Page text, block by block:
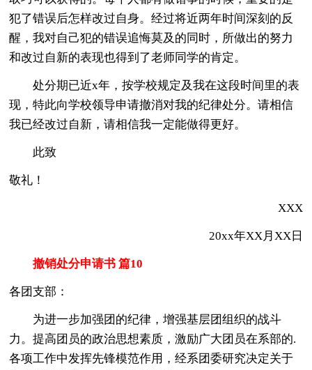
犯了错误后怎样改过自身。经过将近两年时间深刻的反
醒，我对自己犯的错误追悔莫及的同时，所做出的努力
和改过自新的表现也得到了老师同学的肯定。
处分期已近x年，按学校规定及我在这段时间里的表
现，特此向学校领导申请撤消对我的纪律处分。请相信
我已经改过自新，请相信我一定能做得更好。
此致
敬礼！
XXX
20xx年XX月XX日
撤销处分申请书 篇10
各团支部：
为进一步加强团的纪律，增强基层团组织的战斗
力。提高团员的政治思想素质，激励广大团员在系部的.
各项工作中发挥先锋模范作用，经系团委研究决定关于